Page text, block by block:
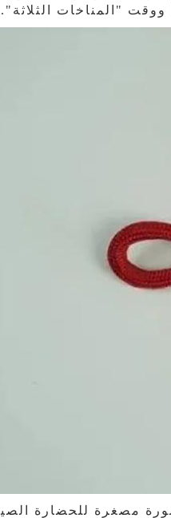
مصغرة للحضارة